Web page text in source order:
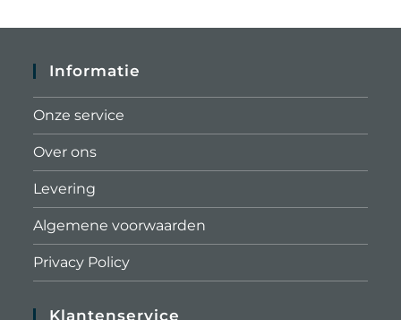
Informatie
Onze service
Over ons
Levering
Algemene voorwaarden
Privacy Policy
Klantenservice